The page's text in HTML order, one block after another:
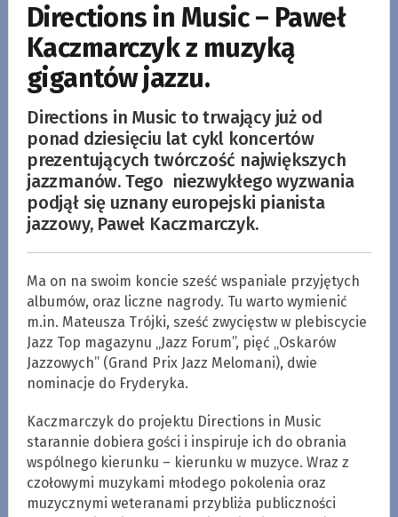
Directions in Music – Paweł
Kaczmarczyk z muzyką
gigantów jazzu.
Directions in Music to trwający już od
ponad dziesięciu lat cykl koncertów
prezentujących twórczość największych
jazzmanów. Tego niezwykłego wyzwania
podjął się uznany europejski pianista
jazzowy, Paweł Kaczmarczyk.
Ma on na swoim koncie sześć wspaniale przyjętych
albumów, oraz liczne nagrody. Tu warto wymienić
m.in. Mateusza Trójki, sześć zwycięstw w plebiscycie
Jazz Top magazynu „Jazz Forum”, pięć „Oskarów
Jazzowych” (Grand Prix Jazz Melomani), dwie
nominacje do Fryderyka.
Kaczmarczyk do projektu Directions in Music
starannie dobiera gości i inspiruje ich do obrania
wspólnego kierunku – kierunku w muzyce. Wraz z
czołowymi muzykami młodego pokolenia oraz
muzycznymi weteranami przybliża publiczności